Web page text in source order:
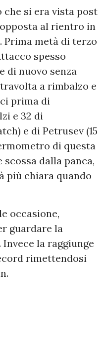
si era vista post
al rientro in
Prima metà di terzo
spesso
di nuovo senza
a rimbalzo e
prima di
e 32 di
e di Petrusev (15
di questa
dalla panca,
più chiara quando
occasione,
guardare la
la raggiunge
rimettendosi